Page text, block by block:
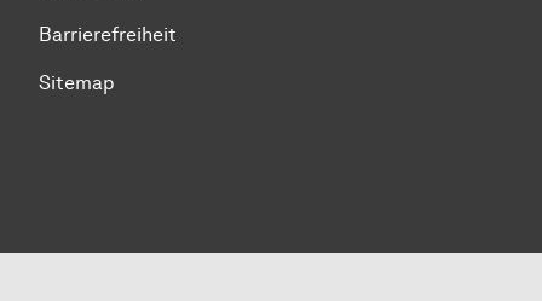
Barrierefreiheit
Sitemap